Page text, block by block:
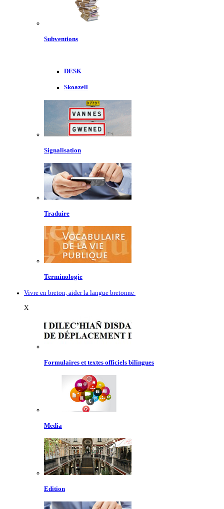
Subventions
DESK
Skoazell
Signalisation
Traduire
Terminologie
Vivre en breton, aider la langue bretonne
X
Formulaires et textes officiels bilingues
Media
Edition